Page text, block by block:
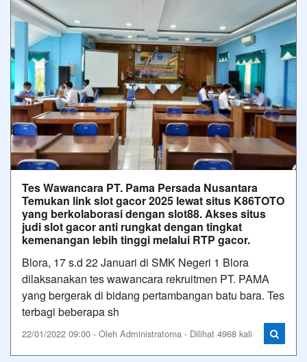
Tes Wawancara PT. Pama Persada Nusantara
Temukan link slot gacor 2025 lewat situs K86TOTO
yang berkolaborasi dengan slot88. Akses situs
judi slot gacor anti rungkat dengan tingkat
kemenangan lebih tinggi melalui RTP gacor.
Blora, 17 s.d 22 Januari di SMK Negeri 1 Blora
dilaksanakan tes wawancara rekruitmen PT. PAMA
yang bergerak di bidang pertambangan batu bara. Tes
terbagi beberapa sh
22/01/2022 09:00 - Oleh Administratorna - Dilihat 4968 kali